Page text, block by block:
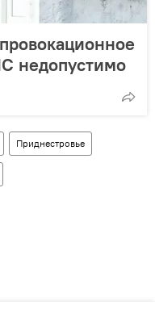
недопустимо
Приднестровье